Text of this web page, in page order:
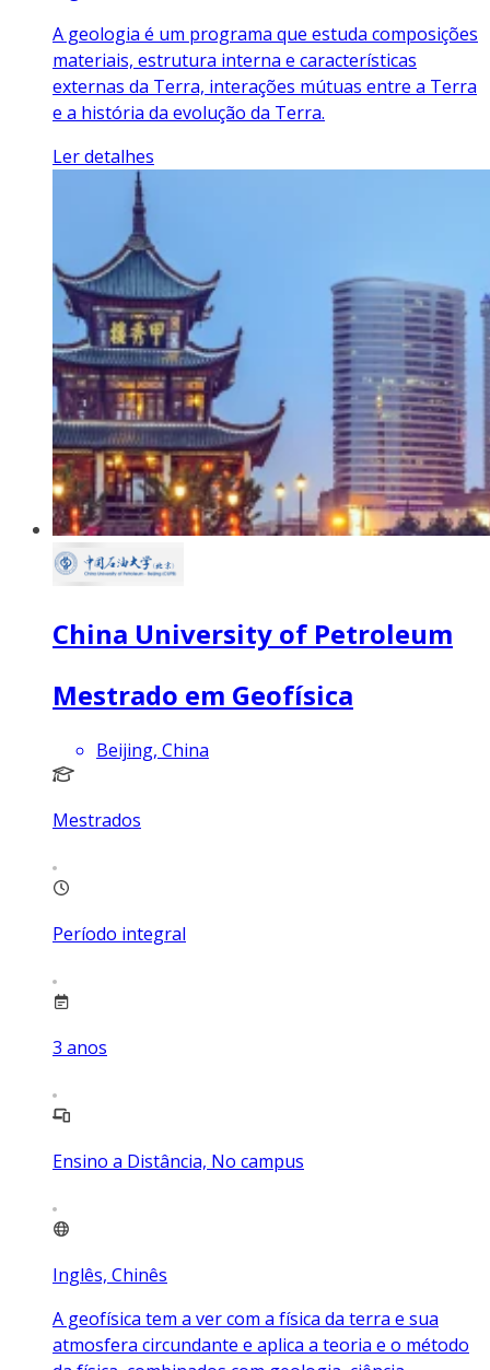
A geologia é um programa que estuda composições
materiais, estrutura interna e características
externas da Terra, interações mútuas entre a Terra
e a história da evolução da Terra.
Ler detalhes
China University of Petroleum
Mestrado em Geofísica
Beijing, China
Mestrados
Período integral
3 anos
Ensino a Distância, No campus
Inglês, Chinês
A geofísica tem a ver com a física da terra e sua
atmosfera circundante e aplica a teoria e o método